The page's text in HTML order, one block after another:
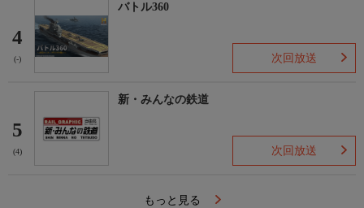
4
(-)
バトル360
次回放送
5
(4)
新・みんなの鉄道
次回放送
もっと見る